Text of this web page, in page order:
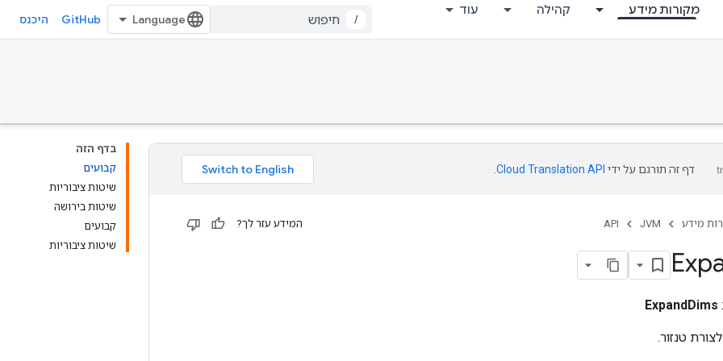
מקורות מידע קהילה עוד
/
GitHub היכנס
בדף הזה
קבועים
שיטות ציבוריות
שיטות בירושה
קבועים
שיטות ציבוריות
דף זה תורגם על ידי Cloud Translation API
מידע JVM
API המידע עזר לך?
ExpandDims